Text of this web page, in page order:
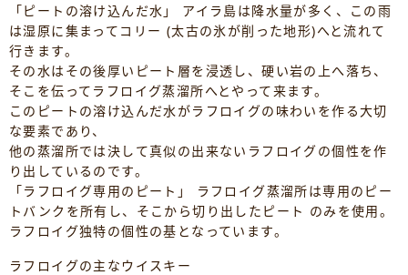
「ピートの溶け込んだ水」 アイラ島は降水量が多く、この雨
は湿原に集まってコリー (太古の氷が削った地形)へと流れて
行きます。
その水はその後厚いピート層を浸透し、硬い岩の上へ落ち、
そこを伝ってラフロイグ蒸溜所へとやって来ます。
このピートの溶け込んだ水がラフロイグの味わいを作る大切
な要素であり、
他の蒸溜所では決して真似の出来ないラフロイグの個性を作
り出しているのです。
「ラフロイグ専用のピート」 ラフロイグ蒸溜所は専用のピー
トバンクを所有し、そこから切り出したピート のみを使用。
ラフロイグ独特の個性の基となっています。
ラフロイグの主なウイスキー